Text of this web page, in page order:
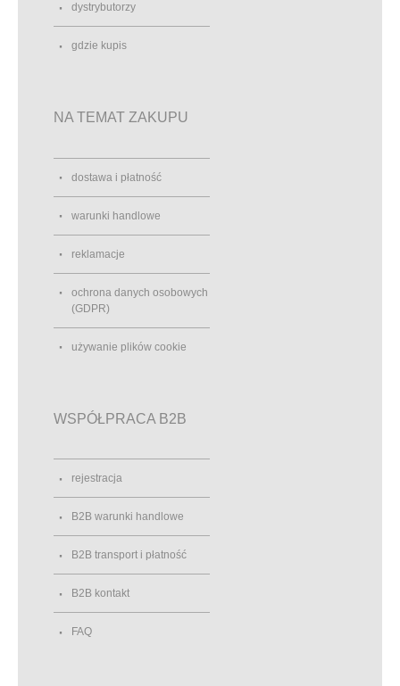
dystrybutorzy
gdzie kupis
NA TEMAT ZAKUPU
dostawa i płatność
warunki handlowe
reklamacje
ochrona danych osobowych
(GDPR)
używanie plików cookie
WSPÓŁPRACA B2B
rejestracja
B2B warunki handlowe
B2B transport i płatność
B2B kontakt
FAQ